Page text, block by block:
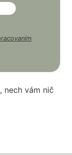
nech vám nič